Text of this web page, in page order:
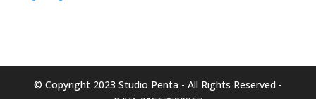
© Copyright 2023 Studio Penta - All Rights Reserved -